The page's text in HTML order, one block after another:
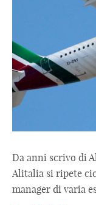
Da anni scrivo di
Alitalia si ripete
manager di varia